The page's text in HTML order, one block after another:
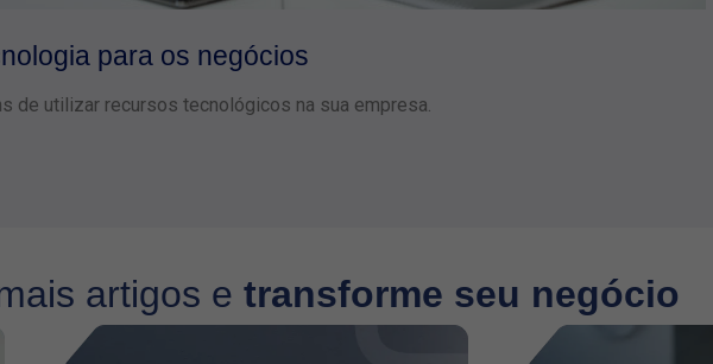
para os negócios
de utilizar recursos tecnológicos na sua empresa.
artigos e transforme seu negócio